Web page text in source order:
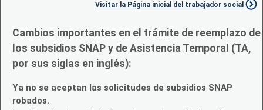
Visitar la Página inicial del trabajador social
Cambios importantes en el trámite de reemplazo de
los subsidios SNAP y de Asistencia Temporal (TA,
por sus siglas en inglés):
Ya no se aceptan las solicitudes de subsidios SNAP
robados.